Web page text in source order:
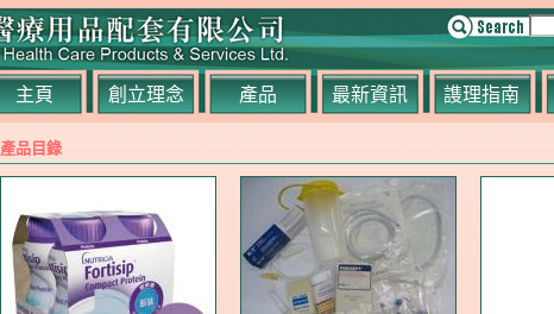
主頁 創立理念 產品 最新資訊 謢理指南
產品目錄